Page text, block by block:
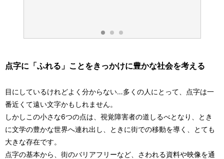
点字に「ふれる」ことをきっかけに豊かな社会を考える
目にしているけれどよく分からない…多くの人にとって、点字は一
番近くて遠い文字かもしれません。
しかしこの小さな6つの点は、視覚障害者の道しるべとなり、とき
に文学の豊かな世界へ連れ出し、ときに街での移動を導く、とても
大きな存在です。
点字の基本から、街のバリアフリーなど、さわれる資料や映像を通